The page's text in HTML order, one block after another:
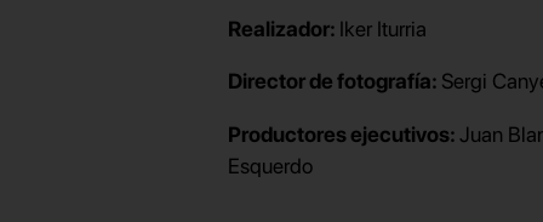
Realizador: Iker Iturria
Director de fotografía: Sergi
Productores ejecutivos:Juan
Esquerdo